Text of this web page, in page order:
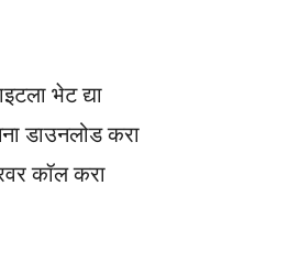
भेट द्या
डाउनलोड करा
कॉल करा